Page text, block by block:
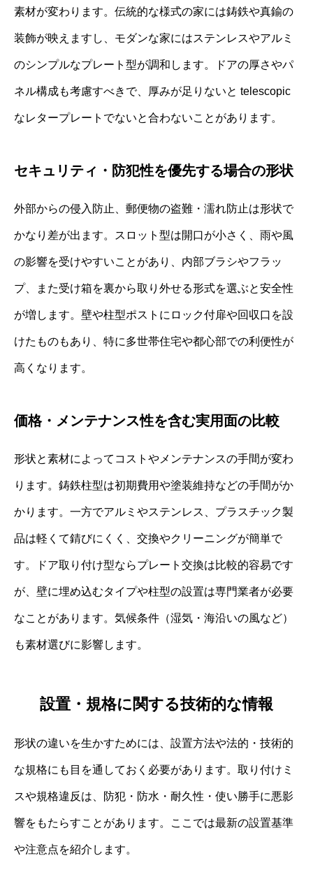
素材が変わります。伝統的な様式の家には鋳鉄や真鍮の
装飾が映えますし、モダンな家にはステンレスやアルミ
のシンプルなプレート型が調和します。ドアの厚さやパ
ネル構成も考慮すべきで、厚みが足りないと telescopic
なレタープレートでないと合わないことがあります。
セキュリティ・防犯性を優先する場合の形状
外部からの侵入防止、郵便物の盗難・濡れ防止は形状で
かなり差が出ます。スロット型は開口が小さく、雨や風
の影響を受けやすいことがあり、内部ブラシやフラッ
プ、また受け箱を裏から取り外せる形式を選ぶと安全性
が増します。壁や柱型ポストにロック付扉や回収口を設
けたものもあり、特に多世帯住宅や都心部での利便性が
高くなります。
価格・メンテナンス性を含む実用面の比較
形状と素材によってコストやメンテナンスの手間が変わ
ります。鋳鉄柱型は初期費用や塗装維持などの手間がか
かります。一方でアルミやステンレス、プラスチック製
品は軽くて錆びにくく、交換やクリーニングが簡単で
す。ドア取り付け型ならプレート交換は比較的容易です
が、壁に埋め込むタイプや柱型の設置は専門業者が必要
なことがあります。気候条件（湿気・海沿いの風など）
も素材選びに影響します。
設置・規格に関する技術的な情報
形状の違いを生かすためには、設置方法や法的・技術的
な規格にも目を通しておく必要があります。取り付けミ
スや規格違反は、防犯・防水・耐久性・使い勝手に悪影
響をもたらすことがあります。ここでは最新の設置基準
や注意点を紹介します。